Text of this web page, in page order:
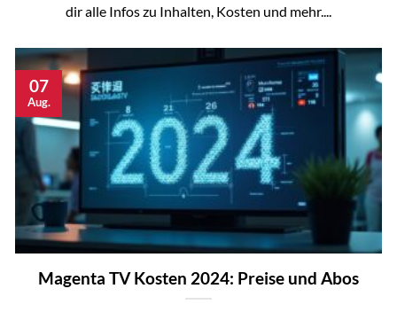
dir alle Infos zu Inhalten, Kosten und mehr....
Magenta TV Kosten 2024: Preise und Abos
07
Aug.